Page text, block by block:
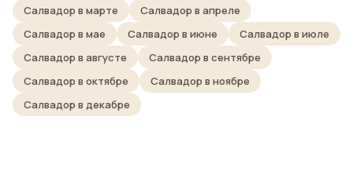
Салвадор в марте
Салвадор в апреле
Салвадор в мае
Салвадор в июне
Салвадор в июле
Салвадор в августе
Салвадор в сентябре
Салвадор в октябре
Салвадор в ноябре
Салвадор в декабре